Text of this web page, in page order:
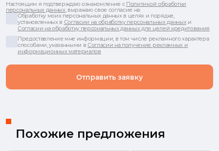
Отправить заявку
Настоящим я подтверждаю ознакомление с Политикой обработки
персональных данных, выражаю свое согласие на:
Обработку моих персональных данных в целях и порядке,
установленных в Согласии на обработку персональных данныхи
Согласии на обработку персональных данных для целей кредитования
Предоставление мне информации, в том числе рекламного характера
способами, указанными вСогласии на получение рекламных и
информационных материалов
Похожие предложения